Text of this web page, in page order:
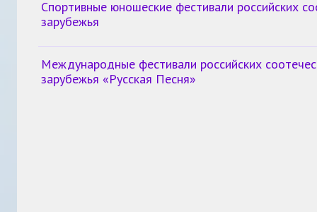
Спортивные юношеские фестивали российских
зарубежья
Международные фестивали российских
зарубежья «Русская Песня»